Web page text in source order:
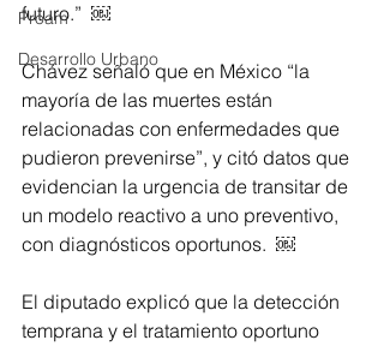
Proam
Desarrollo Urbano
futuro.”  ￼
Chávez señaló que en México “la
mayoría de las muertes están
relacionadas con enfermedades que
pudieron prevenirse”, y citó datos que
evidencian la urgencia de transitar de
un modelo reactivo a uno preventivo,
con diagnósticos oportunos.  ￼
El diputado explicó que la detección
temprana y el tratamiento oportuno